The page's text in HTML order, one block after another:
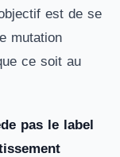
est de se
mutation
ce soit au
pas le label